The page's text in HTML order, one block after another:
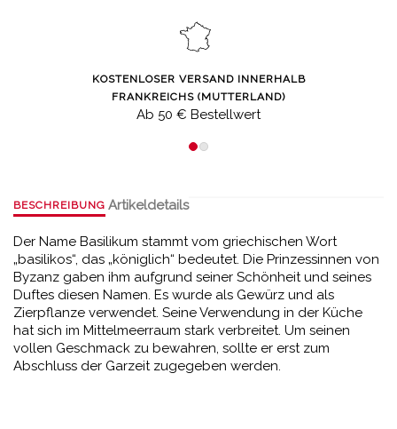
KOSTENLOSER VERSAND INNERHALB
FRANKREICHS (MUTTERLAND)
Ab 50 € Bestellwert
BESCHREIBUNG Artikeldetails
Der Name Basilikum stammt vom griechischen Wort
„basilikos“, das „königlich“ bedeutet. Die Prinzessinnen von
Byzanz gaben ihm aufgrund seiner Schönheit und seines
Duftes diesen Namen. Es wurde als Gewürz und als
Zierpflanze verwendet. Seine Verwendung in der Küche
hat sich im Mittelmeerraum stark verbreitet. Um seinen
vollen Geschmack zu bewahren, sollte er erst zum
Abschluss der Garzeit zugegeben werden.